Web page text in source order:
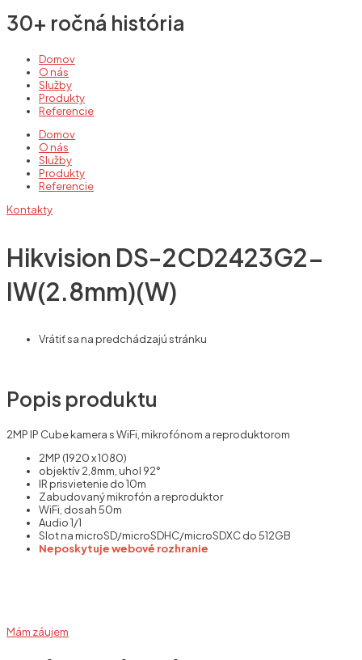
30+ ročná história
Domov
O nás
Služby
Produkty
Referencie
Domov
O nás
Služby
Produkty
Referencie
Kontakty
Hikvision DS-2CD2423G2-
IW(2.8mm)(W)
Vrátiť sa na predchádzajú stránku
Popis produktu
2MP IP Cube kamera s WiFi, mikrofónom a reproduktorom
2MP (1920 x 1080)
objektív 2,8mm, uhol 92°
IR prisvietenie do 10m
Zabudovaný mikrofón a reproduktor
WiFi, dosah 50m
Audio 1/1
Slot na microSD/microSDHC/microSDXC do 512GB
Neposkytuje webové rozhranie
Mám záujem